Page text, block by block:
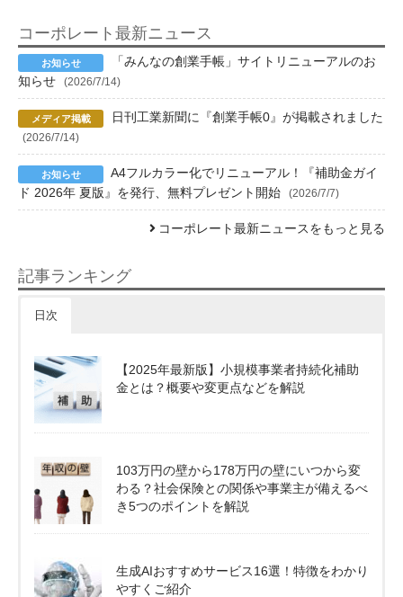
コーポレート最新ニュース
「みんなの創業手帳」サイトリニューアルのお
知らせ
(2026/7/14)
日刊工業新聞に『創業手帳0』が掲載されました
(2026/7/14)
A4フルカラー化でリニューアル！『補助金ガイ
ド 2026年 夏版』を発行、無料プレゼント開始
(2026/7/7)
コーポレート最新ニュースをもっと見る
記事ランキング
日次
【2025年最新版】小規模事業者持続化補助
金とは？概要や変更点などを解説
103万円の壁から178万円の壁にいつから変
わる？社会保険との関係や事業主が備えるべ
き5つのポイントを解説
生成AIおすすめサービス16選！特徴をわかり
やすくご紹介